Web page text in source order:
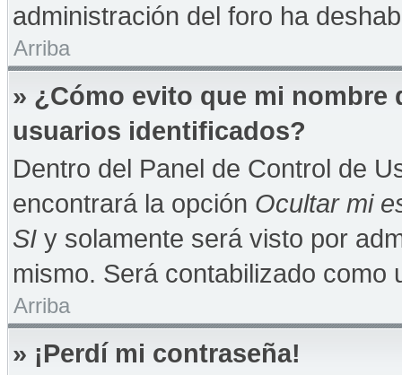
administración del foro ha
Arriba
» ¿Cómo evito que mi nombre
usuarios identificados?
Dentro del Panel de Control de
encontrará la opción Ocultar mi
SI y solamente será visto por
mismo. Será contabilizado como
Arriba
» ¡Perdí mi contraseña!